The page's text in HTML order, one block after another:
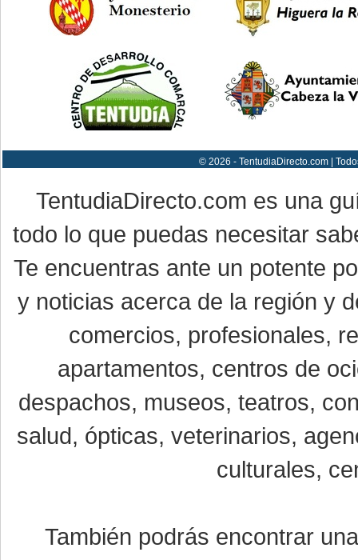
© 2026 - TentudiaDirecto.com |
TentudiaDirecto.com es una
todo lo que puedas necesitar
Te encuentras ante un potente
y noticias acerca de la región y
comercios, profesionales,
apartamentos, centros de
despachos, museos, teatros,
salud, ópticas, veterinarios,
culturales,
También podrás encontrar